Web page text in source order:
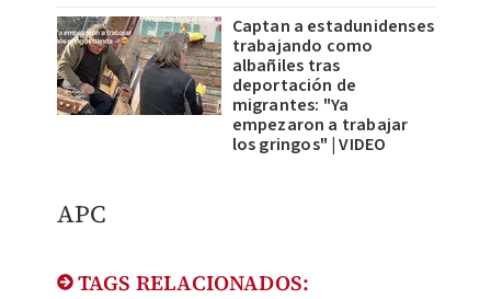
Captan a estadunidenses
trabajando como
albañiles tras
deportación de
migrantes: "Ya
empezaron a trabajar
los gringos" | VIDEO
APC
TAGS RELACIONADOS: